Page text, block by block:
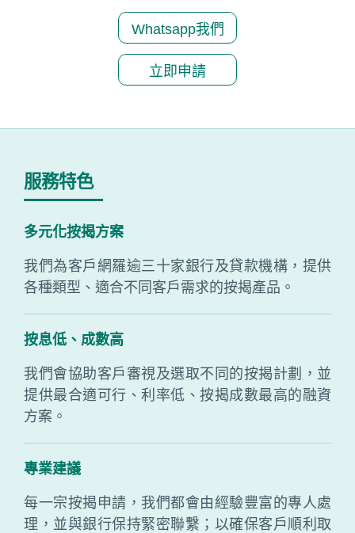
Whatsapp我們
立即申請
服務特色
多元化按揭方案
我們為客戶網羅逾三十家銀行及貸款機構，提供
各種類型、適合不同客戶需求的按揭產品。
按息低、成數高
我們會協助客戶審視及選取不同的按揭計劃，並
提供最合適可行、利率低、按揭成數最高的融資
方案。
專業建議
每一宗按揭申請，我們都會由經驗豐富的專人處
理，並與銀行保持緊密聯繫；以確保客戶順利取